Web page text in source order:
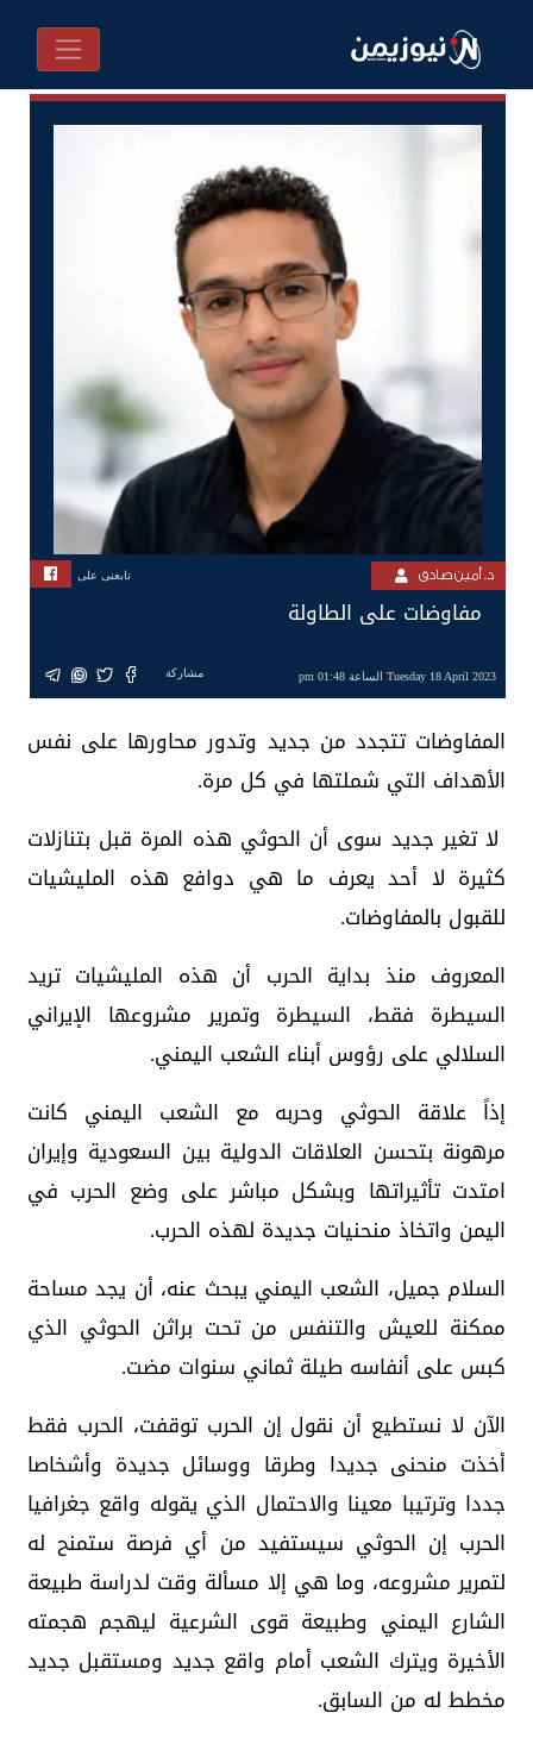
د. أمين صادق تابعنى على
مفاوضات على الطاولة
Tuesday 18 April 2023 الساعة 01:48 pm مشاركة
المفاوضات تتجدد من جديد وتدور محاورها على نفس
الأهداف التي شملتها في كل مرة.
لا تغير جديد سوى أن الحوثي هذه المرة قبل بتنازلات
كثيرة لا أحد يعرف ما هي دوافع هذه المليشيات
للقبول بالمفاوضات.
المعروف منذ بداية الحرب أن هذه المليشيات تريد
السيطرة فقط، السيطرة وتمرير مشروعها الإيراني
السلالي على رؤوس أبناء الشعب اليمني.
إذاً علاقة الحوثي وحربه مع الشعب اليمني كانت
مرهونة بتحسن العلاقات الدولية بين السعودية وإيران
امتدت تأثيراتها وبشكل مباشر على وضع الحرب في
اليمن واتخاذ منحنيات جديدة لهذه الحرب.
السلام جميل، الشعب اليمني يبحث عنه، أن يجد مساحة
ممكنة للعيش والتنفس من تحت براثن الحوثي الذي
كبس على أنفاسه طيلة ثماني سنوات مضت.
الآن لا نستطيع أن نقول إن الحرب توقفت، الحرب فقط
أخذت منحنى جديدا وطرقا ووسائل جديدة وأشخاصا
جددا وترتيبا معينا والاحتمال الذي يقوله واقع جغرافيا
الحرب إن الحوثي سيستفيد من أي فرصة ستمنح له
لتمرير مشروعه، وما هي إلا مسألة وقت لدراسة طبيعة
الشارع اليمني وطبيعة قوى الشرعية ليهجم هجمته
الأخيرة ويترك الشعب أمام واقع جديد ومستقبل جديد
مخطط له من السابق.